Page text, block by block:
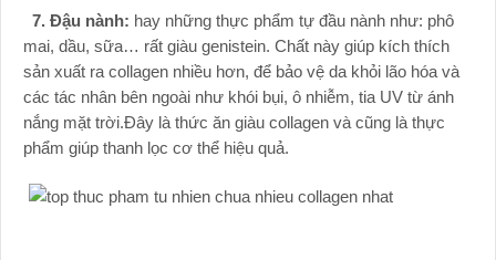
7. Đậu nành: hay những thực phẩm tự đầu nành như: phô
mai, dầu, sữa… rất giàu genistein. Chất này giúp kích thích
sản xuất ra collagen nhiều hơn, để bảo vệ da khỏi lão hóa và
các tác nhân bên ngoài như khói bụi, ô nhiễm, tia UV từ ánh
nắng mặt trời.Đây là thức ăn giàu collagen và cũng là thực
phẩm giúp thanh lọc cơ thể hiệu quả.